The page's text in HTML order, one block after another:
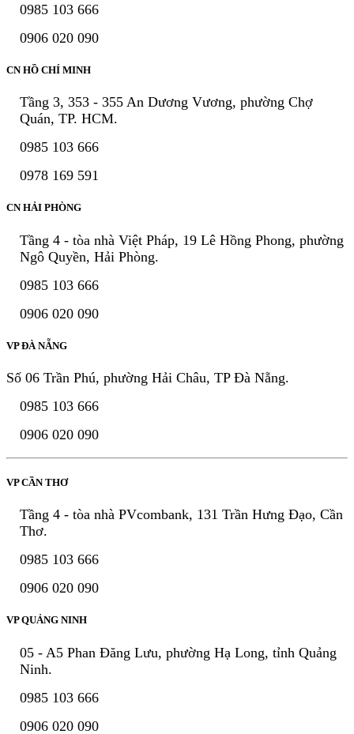
0985 103 666
0906 020 090
CN HỒ CHÍ MINH
Tầng 3, 353 - 355 An Dương Vương, phường Chợ
Quán, TP. HCM.
0985 103 666
0978 169 591
CN HẢI PHÒNG
Tầng 4 - tòa nhà Việt Pháp, 19 Lê Hồng Phong, phường
Ngô Quyền, Hải Phòng.
0985 103 666
0906 020 090
VP ĐÀ NẴNG
Số 06 Trần Phú, phường Hải Châu, TP Đà Nẵng.
0985 103 666
0906 020 090
VP CẦN THƠ
Tầng 4 - tòa nhà PVcombank, 131 Trần Hưng Đạo, Cần
Thơ.
0985 103 666
0906 020 090
VP QUẢNG NINH
05 - A5 Phan Đăng Lưu, phường Hạ Long, tỉnh Quảng
Ninh.
0985 103 666
0906 020 090